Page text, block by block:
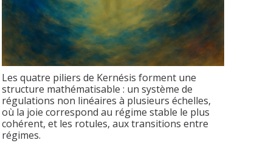
Les quatre piliers de Kernésis forment une
structure mathématisable : un système de
régulations non linéaires à plusieurs échelles,
où la joie correspond au régime stable le plus
cohérent, et les rotules, aux transitions entre
régimes.